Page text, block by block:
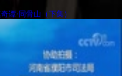
谭·同骨山（下集）